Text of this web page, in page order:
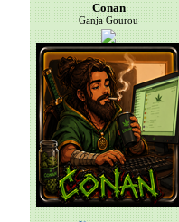
Conan
Ganja Gourou